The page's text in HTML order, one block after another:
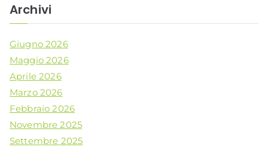
Archivi
Giugno 2026
Maggio 2026
Aprile 2026
Marzo 2026
Febbraio 2026
Novembre 2025
Settembre 2025